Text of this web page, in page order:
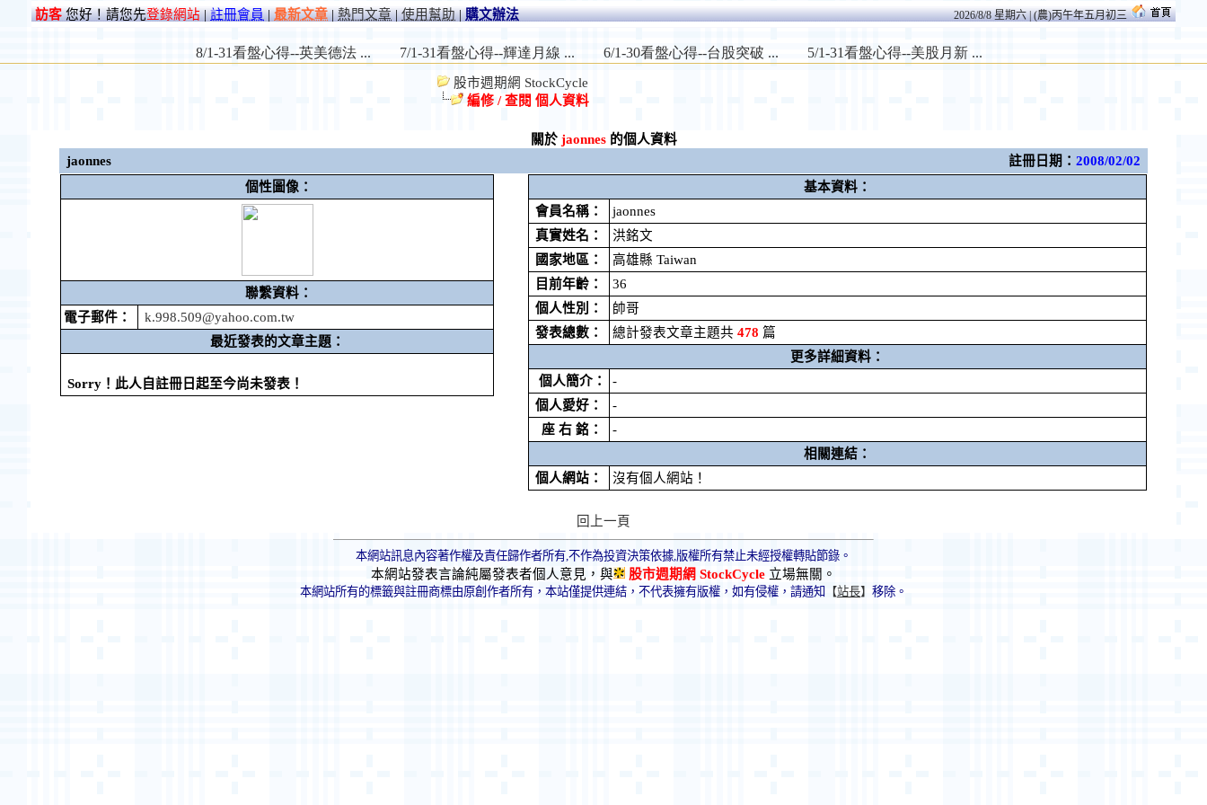
訪客您好！請您先登錄網站|註冊會員|最新文章|熱門文章|使用幫助|購文辦法 2026/8/8 星期六 | (農)丙午年五月初三
股市週期網 StockCycle
編修 / 查閱 個人資料
關於 jaonnes 的個人資料
jaonnes
註冊日期： 2008/02/02
個性圖像：
聯繫資料：
電子郵件：
k.998.509@yahoo.com.tw
最近發表的文章主題：
Sorry！此人自註冊日起至今尚未發表！
基本資料：
會員名稱：
jaonnes
真實姓名：
洪銘文
國家地區：
高雄縣 Taiwan
目前年齡：
36
個人性別：
帥哥
發表總數：
總計發表文章主題共 478 篇
更多詳細資料：
個人簡介：
-
個人愛好：
-
座 右 銘：
-
相關連結：
個人網站：
沒有個人網站！
回上一頁
本網站訊息內容著作權及責任歸作者所有,不作為投資決策依據,版權所有禁止未經授權轉貼節錄。
本網站發表言論純屬發表者個人意見，與 股市週期網 StockCycle 立場無關。
本網站所有的標籤與註冊商標由原創作者所有，本站僅提供連結，不代表擁有版權，如有侵權，請通知 【站長】 移除。